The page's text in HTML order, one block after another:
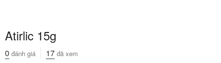
Atirlic 15g
0 đánh giá 17 đã xem